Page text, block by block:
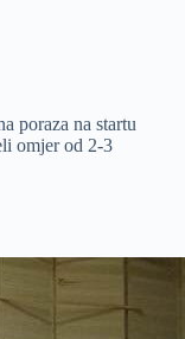
poraza na startu
omjer od 2-3